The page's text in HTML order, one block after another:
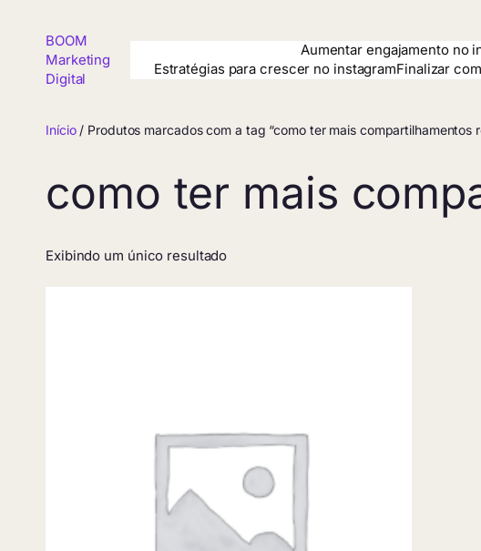
conteúdo
BOOM
Marketing
Digital
Aumentar engajamento no
Estratégias para crescer no instagramFinalizar
Início/ Produtos marcados com a tag “como ter mais compartilhamentos
como ter mais
Exibindo um único resultado